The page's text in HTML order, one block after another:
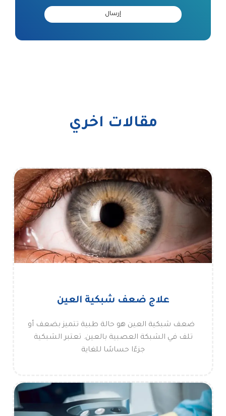
مقالات اخري
علاج ضعف شبكية العين
ضعف شبكية العين هو حالة طبية تتميز بضعف أو
تلف في الشبكة العصبية بالعين. تعتبر الشبكية
جزءًا حساسًا للغاية